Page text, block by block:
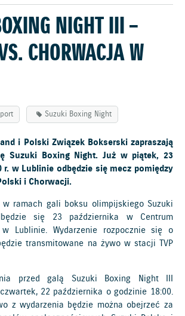
NIGHT III –
CHORWACJA W
Suzuki Boxing Night
i Polski Związek Bokserski zapraszają
Suzuki Boxing Night. Już w piątek, 23
r. w Lublinie odbędzie się mecz pomiędzy
i Chorwacji.
w ramach gali boksu olimpijskiego Suzuki
się 23 października w Centrum
Lublinie. Wydarzenie rozpocznie się o
transmitowane na żywo w stacji TVP
przed galą Suzuki Boxing Night III
22 października o godzinie 18:00.
z wydarzenia będzie można obejrzeć za